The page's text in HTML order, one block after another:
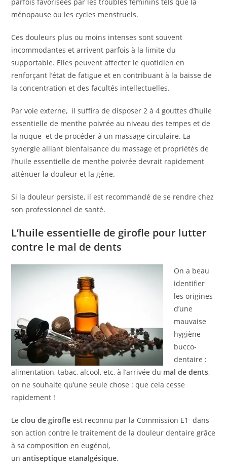
ménopause ou les cycles menstruels.
Ces douleurs plus ou moins intenses sont souvent
incommodantes et arrivent parfois à la limite du
supportable. Elles peuvent affecter le quotidien en
renforçant l’état de fatigue et en contribuant à la baisse de
la concentration et des facultés intellectuelles.
Par voie externe, il suffira de disposer 2 à 4 gouttes d’huile
essentielle de menthe poivrée au niveau des tempes et de
la nuque et de procéder à un massage circulaire. La
synergie alliant bienfaisance du massage et propriétés de
l’huile essentielle de menthe poivrée devrait rapidement
atténuer la douleur et la gêne.
Si la douleur persiste, il est recommandé de se rendre chez
son professionnel de santé.
L’huile essentielle de girofle pour lutter
contre le mal de dents
On a beau
identifier
les origines
d’une
mauvaise
hygiène
bucco-
dentaire :
alimentation, tabac, alcool, etc, à l’arrivée du mal de dents,
on ne souhaite qu’une seule chose : que cela cesse
rapidement !
Le clou de girofle est reconnu par la Commission E1 dans
son action contre le traitement de la douleur dentaire grâce
à sa composition en eugénol,
unantiseptique etanalgésique.